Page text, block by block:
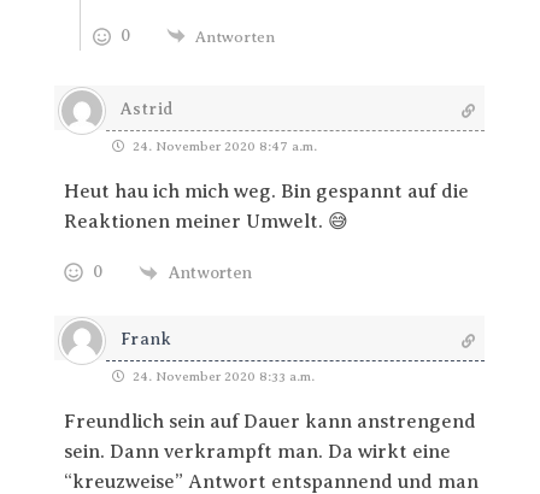
0 Antworten
Astrid
24. November 2020 8:47 a.m.
Heut hau ich mich weg. Bin gespannt auf die
Reaktionen meiner Umwelt. 😅
0 Antworten
Frank
24. November 2020 8:33 a.m.
Freundlich sein auf Dauer kann anstrengend
sein. Dann verkrampft man. Da wirkt eine
“kreuzweise” Antwort entspannend und man